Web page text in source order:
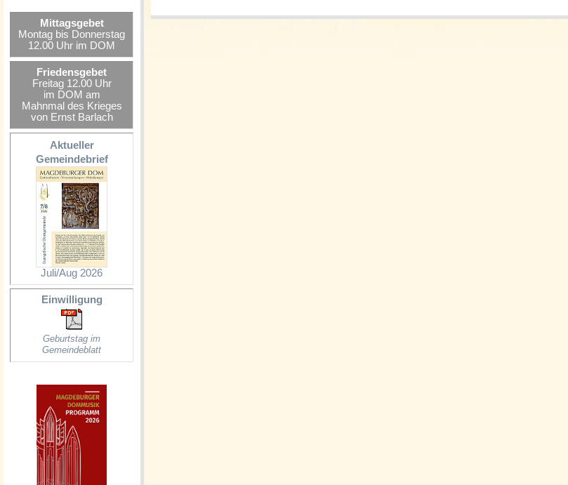
Mittagsgebet
Montag bis Donnerstag
12.00 Uhr im DOM
Friedensgebet
Freitag 12.00 Uhr
im DOM am
Mahnmal des Krieges
von Ernst Barlach
Aktueller
Gemeindebrief
Juli/Aug 2026
Einwilligung
Geburtstag im
Gemeindeblatt